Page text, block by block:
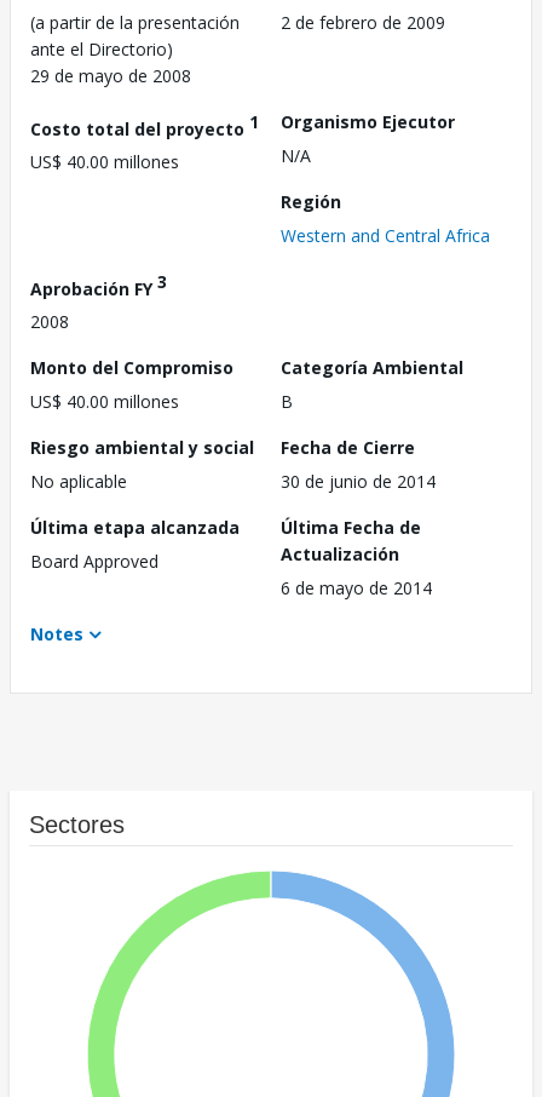
(a partir de la presentación
ante el Directorio)
29 de mayo de 2008
2 de febrero de 2009
Costo total del proyecto 1
US$ 40.00 millones
Organismo Ejecutor
N/A
Región
Western and Central Africa
Aprobación FY3
2008
Monto del Compromiso
US$ 40.00 millones
Categoría Ambiental
B
Riesgo ambiental y social
No aplicable
Fecha de Cierre
30 de junio de 2014
Última etapa alcanzada
Board Approved
Última Fecha de
Actualización
6 de mayo de 2014
Notes
Sectores